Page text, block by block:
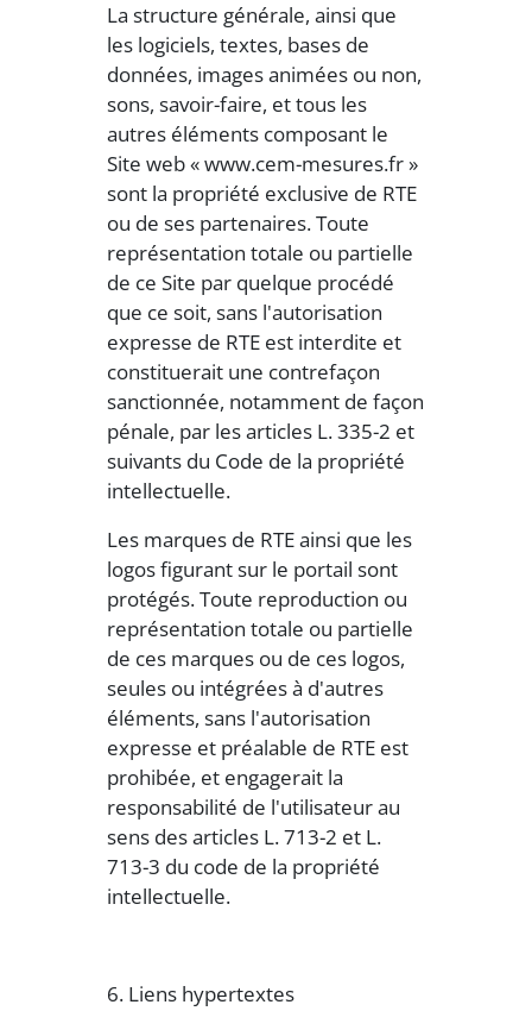
La structure générale, ainsi que
les logiciels, textes, bases de
données, images animées ou non,
sons, savoir-faire, et tous les
autres éléments composant le
Site web « www.cem-mesures.fr »
sont la propriété exclusive de RTE
ou de ses partenaires. Toute
représentation totale ou partielle
de ce Site par quelque procédé
que ce soit, sans l'autorisation
expresse de RTE est interdite et
constituerait une contrefaçon
sanctionnée, notamment de façon
pénale, par les articles L. 335-2 et
suivants du Code de la propriété
intellectuelle.
Les marques de RTE ainsi que les
logos figurant sur le portail sont
protégés. Toute reproduction ou
représentation totale ou partielle
de ces marques ou de ces logos,
seules ou intégrées à d'autres
éléments, sans l'autorisation
expresse et préalable de RTE est
prohibée, et engagerait la
responsabilité de l'utilisateur au
sens des articles L. 713-2 et L.
713-3 du code de la propriété
intellectuelle.
6. Liens hypertextes